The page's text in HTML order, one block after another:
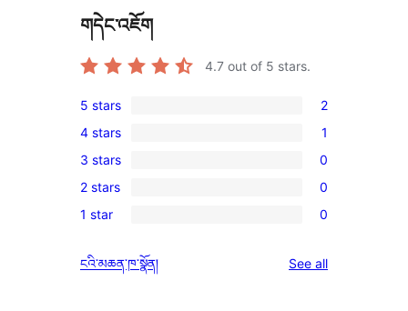
གདེང་འཇོག
4.7 out of 5 stars.
2
5-
star
reviews
5 stars 2
1
4-
star
review
4 stars 1
0
3-
star
3 stars 0
0
2-
reviews
2 stars 0
0
star
1 star 0
ངའི་མཆན་ཁ་སྣོན། See allreviews